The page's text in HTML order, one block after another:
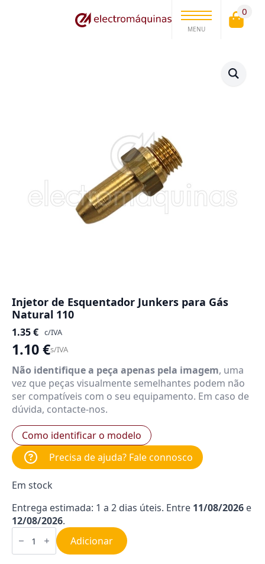
MENU
0
Injetor de Esquentador Junkers para Gás
Natural 110
1.35€ c/IVA
1.10€s/IVA
Não identifique a peça apenas pela imagem, uma
vez que peças visualmente semelhantes podem não
ser compatíveis com o seu equipamento. Em caso de
dúvida, contacte-nos.
Como identificar o modelo
Precisa de ajuda? Fale connosco
Em stock
Entrega estimada: 1 a 2 dias úteis. Entre 11/08/2026 e
12/08/2026.
Quantidade
de
de
Adicionar